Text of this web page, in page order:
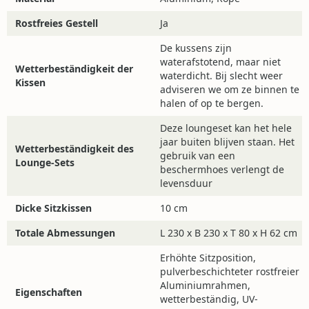
Bildschirm ist während der Öffnungszeiten online.
Telefonisch sind wir dienstags und donnerstags unter
025619573005zu erreichen und per E-Mail unter
info@4jahreszeitengartenmöbel.de.
Rostfreies Gestell
Ja
Wetterbeständigkeit der
Kissen
De kussens zijn
waterafstotend, maar niet
waterdicht. Bij slecht weer
adviseren we om ze binnen te
halen of op te bergen.
Wetterbeständigkeit des
Lounge-Sets
Deze loungeset kan het hele
jaar buiten blijven staan. Het
gebruik van een
beschermhoes verlengt de
levensduur
Dicke Sitzkissen
10 cm
Totale Abmessungen
L 230 x B 230 x T 80 x H 62 cm
Eigenschaften
Erhöhte Sitzposition,
pulverbeschichteter rostfreier
Aluminiumrahmen,
wetterbeständig, UV-